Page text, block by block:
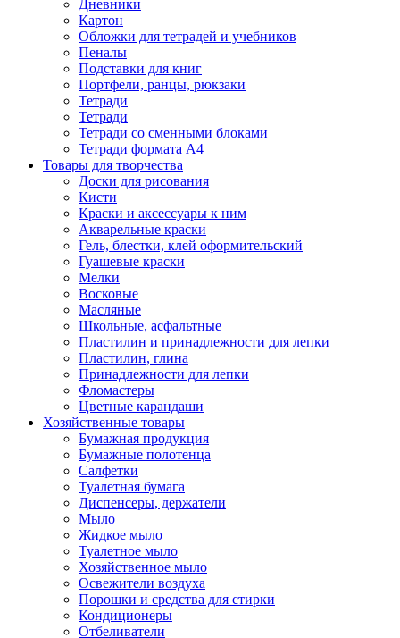
Дневники
Картон
Обложки для тетрадей и учебников
Пеналы
Подставки для книг
Портфели, ранцы, рюкзаки
Тетради
Тетради
Тетради со сменными блоками
Тетради формата А4
Товары для творчества
Доски для рисования
Кисти
Краски и аксессуары к ним
Акварельные краски
Гель, блестки, клей оформительский
Гуашевые краски
Мелки
Восковые
Масляные
Школьные, асфальтные
Пластилин и принадлежности для лепки
Пластилин, глина
Принадлежности для лепки
Фломастеры
Цветные карандаши
Хозяйственные товары
Бумажная продукция
Бумажные полотенца
Салфетки
Туалетная бумага
Диспенсеры, держатели
Мыло
Жидкое мыло
Туалетное мыло
Хозяйственное мыло
Освежители воздуха
Порошки и средства для стирки
Кондиционеры
Отбеливатели